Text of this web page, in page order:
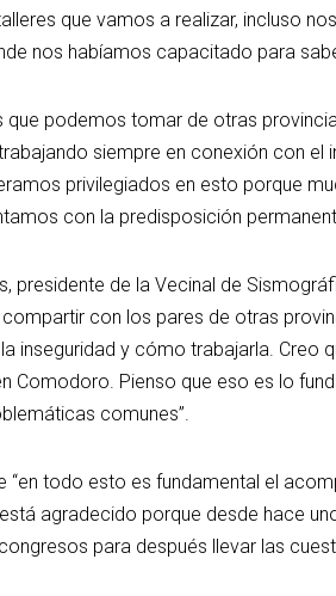
que vamos a realizar, incluso
nos habíamos capacitado para
que podemos tomar de otras
siempre en conexión con el
privilegiados en esto porque
con la predisposición
presidente de la Vecinal de
con los pares de otras
inseguridad y cómo trabajarla. Creo
Comodoro. Pienso que eso es lo
comunes”.
todo esto es fundamental el
agradecido porque desde hace
para después llevar las